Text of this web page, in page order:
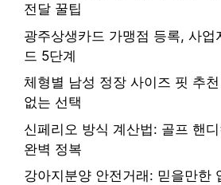
전달 꿀팁
광주상생카드 가맹점 등록, 사업
드 5단계
체형별 남성 정장 사이즈 핏 추
없는 선택
신페리오 방식 계산법: 골프 핸
완벽 정복
강아지분양 안전거래: 믿을만한